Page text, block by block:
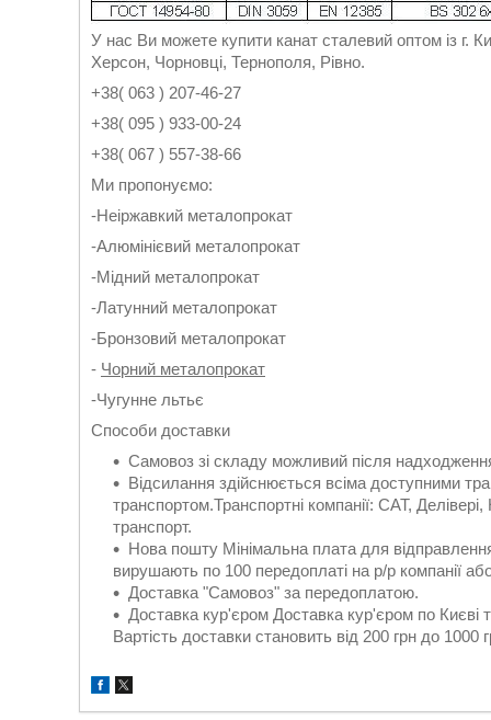
У нас Ви можете купити канат сталевий оптом із г.
Херсон, Чорновці, Тернополя, Рівно.
+38( 063 ) 207-46-27
+38( 095 ) 933-00-24
+38( 067 ) 557-38-66
Ми пропонуємо:
-Неіржавкий металопрокат
-Алюмінієвий металопрокат
-Мідний металопрокат
-Латунний металопрокат
-Бронзовий металопрокат
- Чорний металопрокат
-Чугунне льтьє
Способи доставки
Самовоз зі складу можливий після
Відсилання здійснюється всіма доступними
транспортом.Транспортні компанії: САТ,
транспорт.
Нова пошту Мінімальна плата для
вирушають по 100 передоплаті на р/р компанії
Доставка "Самовоз" за передоплатою.
Доставка кур'єром Доставка кур'єром по Києві
Вартість доставки становить від 200 грн до 1000